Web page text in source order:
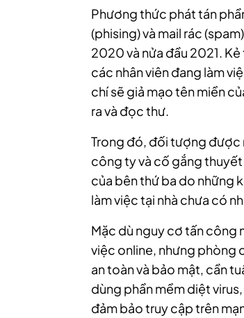
Phương thức phát tán
(phising) và mail rác
2020 và nửa đầu 2021.
các nhân viên đang làm
chí sẽ giả mạo tên miền
ra và đọc thư.
Trong đó, đối tượng được
công ty và cố gắng
của bên thứ ba do những
làm việc tại nhà chưa có
Mặc dù nguy cơ tấn công
việc online, nhưng phòng
an toàn và bảo mật, cần
dùng phần mềm diệt
đảm bảo truy cập trên